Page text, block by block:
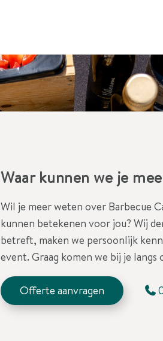
Waar kunnen we je
Wil je meer weten over Barbecue
kunnen betekenen voor jou? Wij
betreft, maken we persoonlijk
event. Graag komen we bij je
Offerte aanvragen